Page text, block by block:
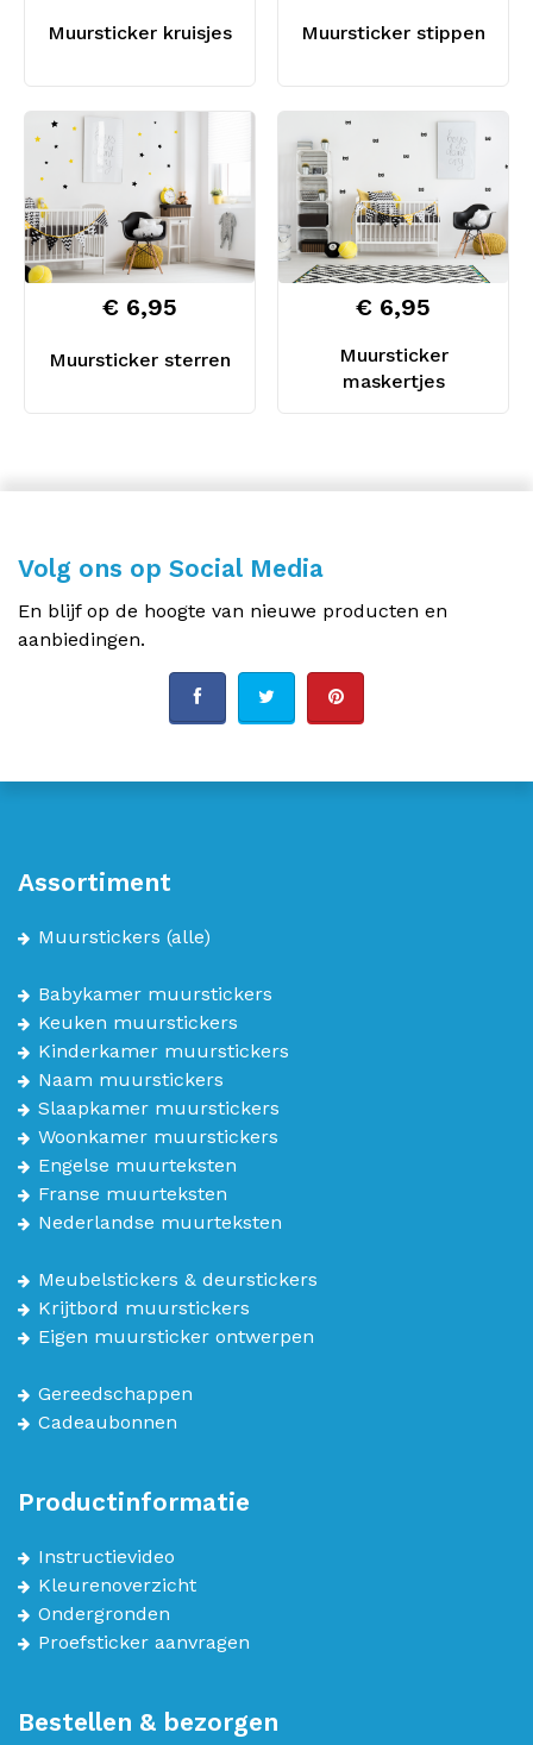
Muursticker kruisjes Muursticker stippen
Muursticker sterren
€ 6,95
Muursticker
maskertjes
€ 6,95
Volg ons op Social Media
En blijf op de hoogte van nieuwe producten en
aanbiedingen.
Assortiment
Muurstickers (alle)
Babykamer muurstickers
Keuken muurstickers
Kinderkamer muurstickers
Naam muurstickers
Slaapkamer muurstickers
Woonkamer muurstickers
Engelse muurteksten
Franse muurteksten
Nederlandse muurteksten
Meubelstickers & deurstickers
Krijtbord muurstickers
Eigen muursticker ontwerpen
Gereedschappen
Cadeaubonnen
Productinformatie
Instructievideo
Kleurenoverzicht
Ondergronden
Proefsticker aanvragen
Bestellen & bezorgen